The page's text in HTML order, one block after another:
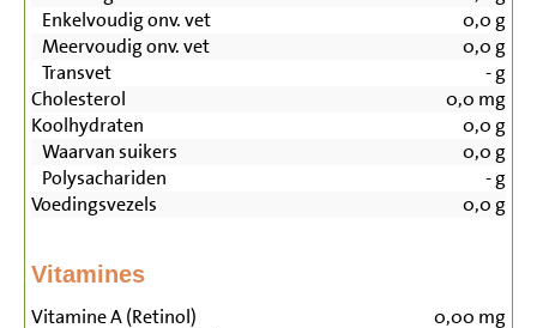
Enkelvoudig onv. vet
0,0 g
Meervoudig onv. vet
0,0 g
Transvet
-g
Cholesterol
0,0 mg
Koolhydraten
0,0 g
Waarvan suikers
0,0 g
Polysachariden
-g
Voedingsvezels
0,0 g
Vitamines
Vitamine A (Retinol) 0,00 mg